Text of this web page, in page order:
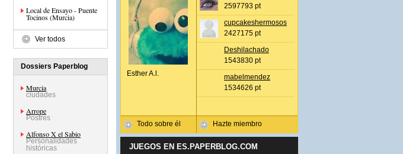
Local de Ensayo - Puente
Tocinos (Murcia)
Ver todos
Dossiers Paperblog
Murcia
ciudades
Arrope
Postres
Alfonso X el Sabio
Personalidades
históricas
Esther A.l.
Todo sobre él
2597793 pt
cupcakeshermosos
2427175 pt
Deshilachado
1543830 pt
mabelmendez
1534626 pt
Hazte miembro
JUEGOS EN ES.PAPERBLOG.COM